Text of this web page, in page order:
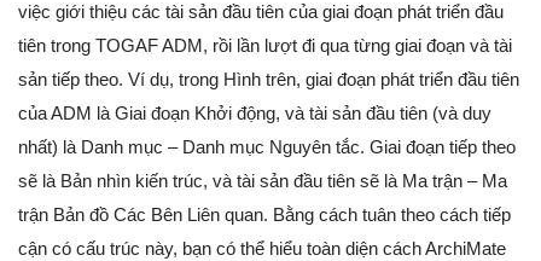
việc giới thiệu các tài sản đầu tiên của giai đoạn phát triển đầu
tiên trong TOGAF ADM, rồi lần lượt đi qua từng giai đoạn và tài
sản tiếp theo. Ví dụ, trong Hình trên, giai đoạn phát triển đầu tiên
của ADM là Giai đoạn Khởi động, và tài sản đầu tiên (và duy
nhất) là Danh mục – Danh mục Nguyên tắc. Giai đoạn tiếp theo
sẽ là Bản nhìn kiến trúc, và tài sản đầu tiên sẽ là Ma trận – Ma
trận Bản đồ Các Bên Liên quan. Bằng cách tuân theo cách tiếp
cận có cấu trúc này, bạn có thể hiểu toàn diện cách ArchiMate